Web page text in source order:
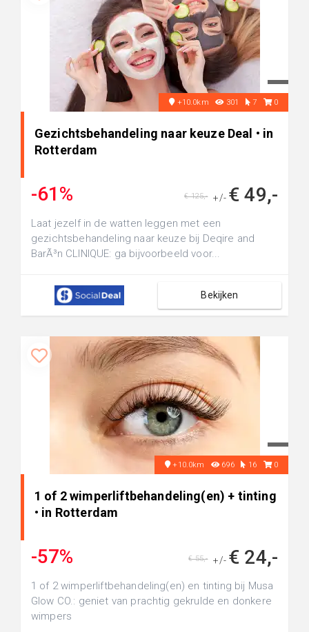
+10.0km 301 7 0
Gezichtsbehandeling naar keuze Deal • in
Rotterdam
-61% +/- € 49,-
€ 125,-
Laat jezelf in de watten leggen met een
gezichtsbehandeling naar keuze bij Deqire and
BarÃ³n CLINIQUE: ga bijvoorbeeld voor...
Bekijken
+10.0km 696 16 0
1 of 2 wimperliftbehandeling(en) + tinting
• in Rotterdam
-57% +/- € 24,-
€ 55,-
1 of 2 wimperliftbehandeling(en) en tinting bij Musa
Glow CO.: geniet van prachtig gekrulde en donkere
wimpers